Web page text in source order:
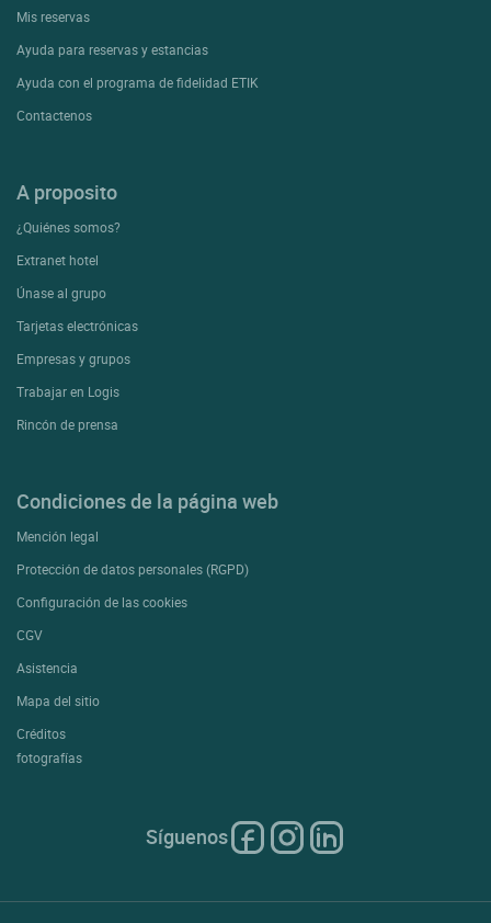
Mis reservas
Ayuda para reservas y estancias
Ayuda con el programa de fidelidad ETIK
Contactenos
A proposito
¿Quiénes somos?
Extranet hotel
Únase al grupo
Tarjetas electrónicas
Empresas y grupos
Trabajar en Logis
Rincón de prensa
Condiciones de la página web
Mención legal
Protección de datos personales (RGPD)
Configuración de las cookies
CGV
Asistencia
Mapa del sitio
Créditos
fotografías
Síguenos